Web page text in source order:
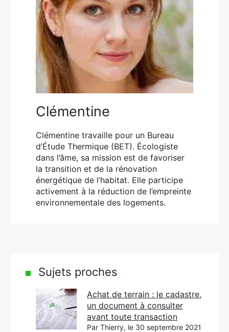
Clémentine
Clémentine travaille pour un Bureau
d’Étude Thermique (BET). Écologiste
dans l’âme, sa mission est de favoriser
la transition et de la rénovation
énergétique de l’habitat. Elle participe
activement à la réduction de l’empreinte
environnementale des logements.
Sujets proches
Achat de terrain : le cadastre,
un document à consulter
avant toute transaction
Par Thierry, le 30 septembre 2021